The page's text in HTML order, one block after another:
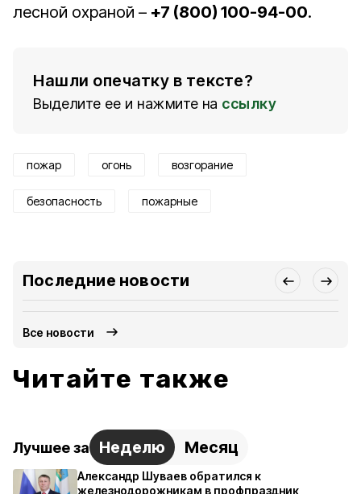
лесной охраной – +7 (800) 100-94-00.
Нашли опечатку в тексте?
Выделите ее и нажмите на ссылку
пожар огонь возгорание
безопасность пожарные
Последние новости
Все новости
Читайте также
Лучшее за Неделю Месяц
Александр Шуваев обратился к
железнодорожникам в профпраздник